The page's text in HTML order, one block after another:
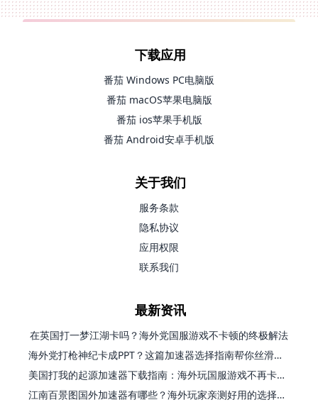
下载应用
番茄 Windows PC电脑版
番茄 macOS苹果电脑版
番茄 ios苹果手机版
番茄 Android安卓手机版
关于我们
服务条款
隐私协议
应用权限
联系我们
最新资讯
在英国打一梦江湖卡吗？海外党国服游戏不卡顿的终极解法
海外党打枪神纪卡成PPT？这篇加速器选择指南帮你丝滑上分
美国打我的起源加速器下载指南：海外玩国服游戏不再卡的终极方案
江南百景图国外加速器有哪些？海外玩家亲测好用的选择与避坑指南